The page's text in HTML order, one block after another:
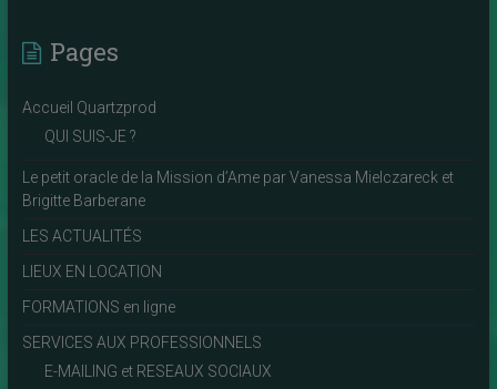
Pages
Accueil Quartzprod
QUI SUIS-JE ?
Le petit oracle de la Mission d’Ame par Vanessa Mielczareck et
Brigitte Barberane
LES ACTUALITÉS
LIEUX EN LOCATION
FORMATIONS en ligne
SERVICES AUX PROFESSIONNELS
E-MAILING et RESEAUX SOCIAUX